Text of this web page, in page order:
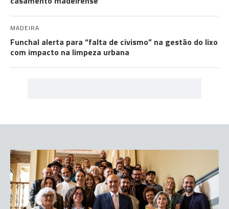
MADEIRA
Funchal alerta para “falta de civismo” na gestão do lixo
com impacto na limpeza urbana